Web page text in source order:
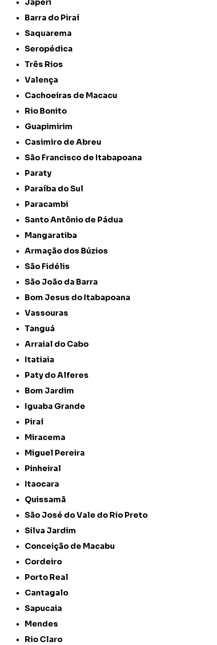
Barra do Piraí
Saquarema
Seropédica
Três Rios
Valença
Cachoeiras de Macacu
Rio Bonito
Guapimirim
Casimiro de Abreu
São Francisco de Itabapoana
Paraty
Paraíba do Sul
Paracambi
Santo Antônio de Pádua
Mangaratiba
Armação dos Búzios
São Fidélis
São João da Barra
Bom Jesus do Itabapoana
Vassouras
Tanguá
Arraial do Cabo
Itatiaia
Paty do Alferes
Bom Jardim
Iguaba Grande
Piraí
Miracema
Miguel Pereira
Pinheiral
Itaocara
Quissamã
São José do Vale do Rio Preto
Silva Jardim
Conceição de Macabu
Cordeiro
Porto Real
Cantagalo
Sapucaia
Mendes
Rio Claro